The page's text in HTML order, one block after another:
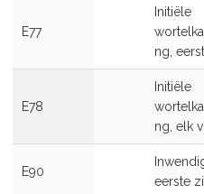
E77
Initiële
ng,
E78
Initiële
ng, elk
E90
eerste